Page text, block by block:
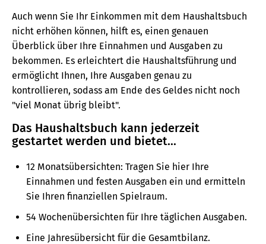
Auch wenn Sie Ihr Einkommen mit dem Haushaltsbuch
nicht erhöhen können, hilft es, einen genauen
Überblick über Ihre Einnahmen und Ausgaben zu
bekommen. Es erleichtert die Haushaltsführung und
ermöglicht Ihnen, Ihre Ausgaben genau zu
kontrollieren, sodass am Ende des Geldes nicht noch
"viel Monat übrig bleibt".
Das Haushaltsbuch kann jederzeit
gestartet werden und bietet...
12 Monatsübersichten: Tragen Sie hier Ihre
Einnahmen und festen Ausgaben ein und ermitteln
Sie Ihren finanziellen Spielraum.
54 Wochenübersichten für Ihre täglichen Ausgaben.
Eine Jahresübersicht für die Gesamtbilanz.